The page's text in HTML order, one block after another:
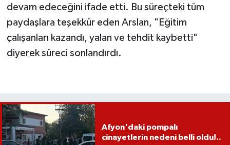
devam edeceğini ifade etti. Bu süreçteki tüm
paydaşlara teşekkür eden Arslan, "Eğitim
çalışanları kazandı, yalan ve tehdit kaybetti"
diyerek süreci sonlandırdı.
Afyon'daki pompalı
cinayetlerin nedeni belli oldu!..